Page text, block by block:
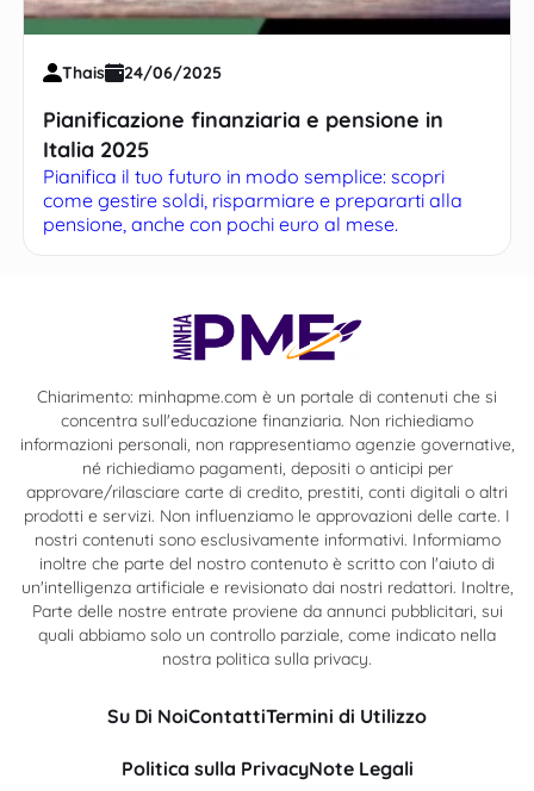
Thais 24/06/2025
Pianificazione finanziaria e pensione in
Italia 2025
Pianifica il tuo futuro in modo semplice: scopri
come gestire soldi, risparmiare e prepararti alla
pensione, anche con pochi euro al mese.
Chiarimento: minhapme.com è un portale di contenuti che si
concentra sull'educazione finanziaria. Non richiediamo
informazioni personali, non rappresentiamo agenzie governative,
né richiediamo pagamenti, depositi o anticipi per
approvare/rilasciare carte di credito, prestiti, conti digitali o altri
prodotti e servizi. Non influenziamo le approvazioni delle carte. I
nostri contenuti sono esclusivamente informativi. Informiamo
inoltre che parte del nostro contenuto è scritto con l'aiuto di
un'intelligenza artificiale e revisionato dai nostri redattori. Inoltre,
Parte delle nostre entrate proviene da annunci pubblicitari, sui
quali abbiamo solo un controllo parziale, come indicato nella
nostra politica sulla privacy.
Su Di NoiContattiTermini di Utilizzo
Politica sulla PrivacyNote Legali